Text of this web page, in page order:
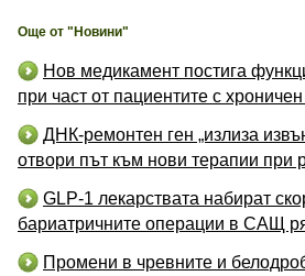
Още от "Новини"
Нов медикамент постига
при част от пациентите с
ДНК-ремонтен ген „излиза
отвори път към нови терапии при
GLP-1 лекарствата набират
бариатричните операции в САЩ
Промени в чревните и